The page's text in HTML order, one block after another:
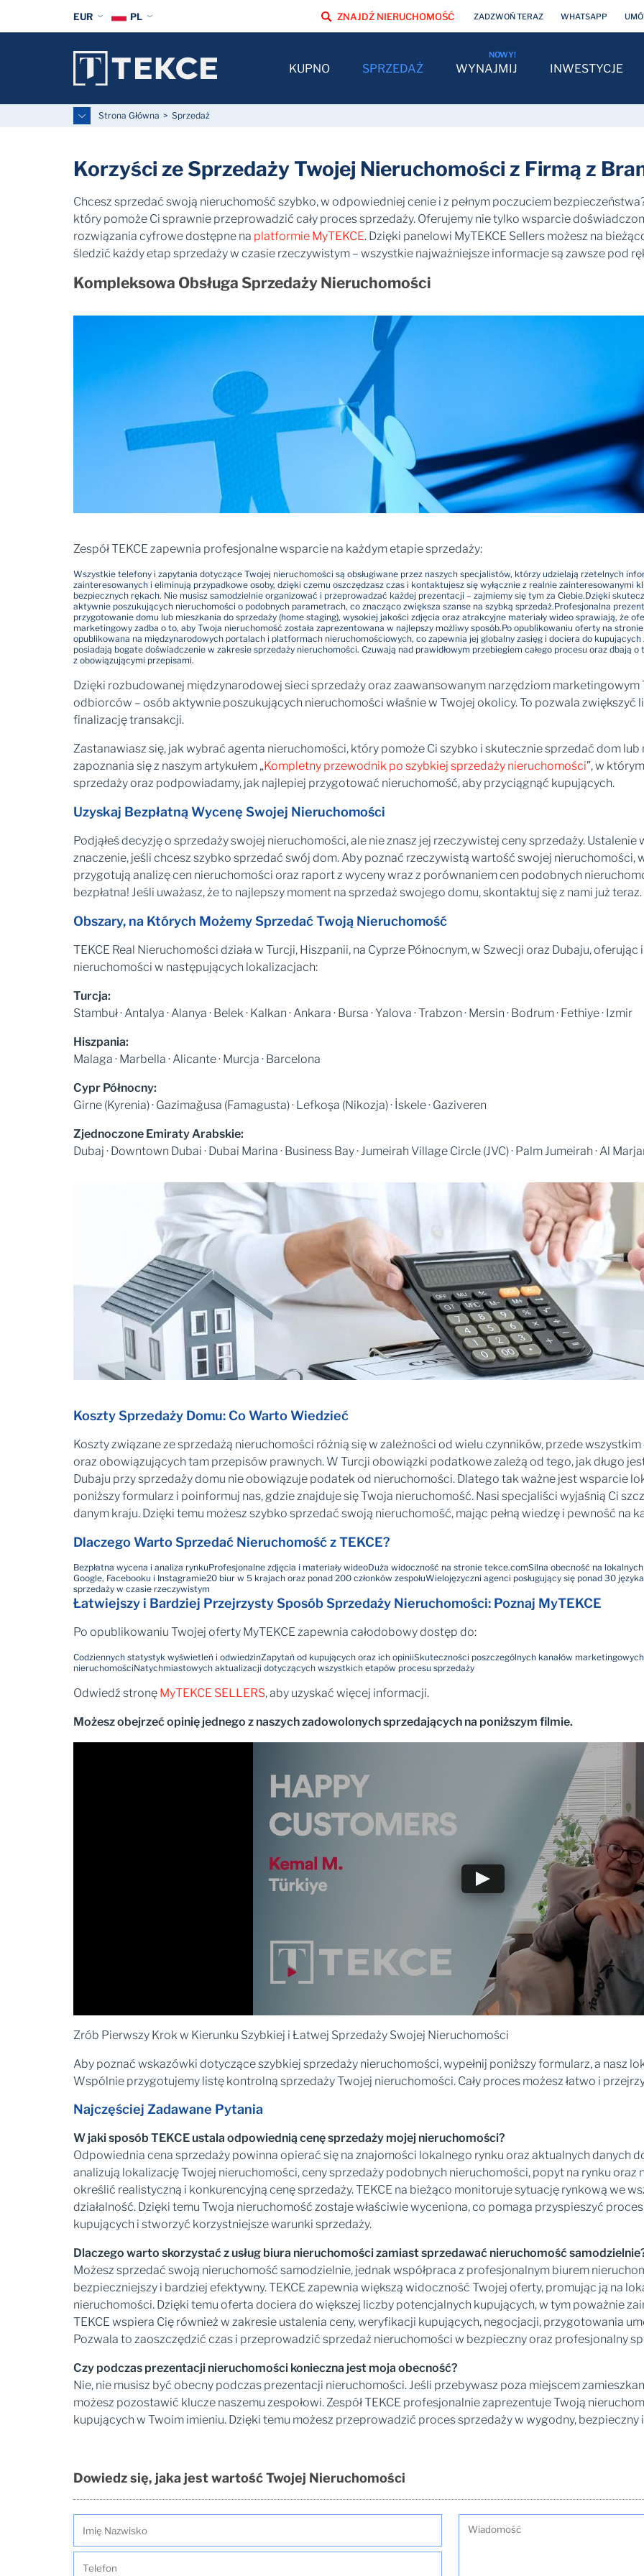
Strona Główna Sprzedaż
Korzyści ze Sprzedaży Twojej Nieruchomości z Firmą z
Chcesz sprzedać swoją nieruchomość szybko, w odpowiedniej cenie i z pełnym poczuciem
który pomoże Ci sprawnie przeprowadzić cały proces sprzedaży. Oferujemy nie tylko wsparcie
rozwiązania cyfrowe dostępne na platformie MyTEKCE. Dzięki panelowi MyTEKCE Sellers możesz na
śledzić każdy etap sprzedaży w czasie rzeczywistym – wszystkie najważniejsze informacje są zawsze pod
Kompleksowa Obsługa Sprzedaży Nieruchomości
Zespół TEKCE zapewnia profesjonalne wsparcie na każdym etapie sprzedaży:
Wszystkie telefony i zapytania dotyczące Twojej nieruchomości są obsługiwane przez naszych specjalistów, którzy udzielają rzetelnych
zainteresowanych i eliminują przypadkowe osoby, dzięki czemu oszczędzasz czas i kontaktujesz się wyłącznie z realnie zainteresowanymi
bezpiecznych rękach. Nie musisz samodzielnie organizować i przeprowadzać każdej prezentacji – zajmiemy się tym za Ciebie.Dzięki
aktywnie poszukujących nieruchomości o podobnych parametrach, co znacząco zwiększa szanse na szybką sprzedaż.Profesjonalna
przygotowanie domu lub mieszkania do sprzedaży (home staging), wysokiej jakości zdjęcia oraz atrakcyjne materiały wideo sprawiają, że
marketingowy zadba o to, aby Twoja nieruchomość została zaprezentowana w najlepszy możliwy sposób.Po opublikowaniu oferty na
opublikowana na międzynarodowych portalach i platformach nieruchomościowych, co zapewnia jej globalny zasięg i dociera do kupujących
posiadają bogate doświadczenie w zakresie sprzedaży nieruchomości. Czuwają nad prawidłowym przebiegiem całego procesu oraz dbają
z obowiązującymi przepisami.
Dzięki rozbudowanej międzynarodowej sieci sprzedaży oraz zaawansowanym narzędziom
odbiorców – osób aktywnie poszukujących nieruchomości właśnie w Twojej okolicy. To pozwala
finalizację transakcji.
Zastanawiasz się, jak wybrać agenta nieruchomości, który pomoże Ci szybko i skutecznie sprzedać dom
zapoznania się z naszym artykułem „Kompletny przewodnik po szybkiej sprzedaży nieruchomości”, w
sprzedaży oraz podpowiadamy, jak najlepiej przygotować nieruchomość, aby przyciągnąć kupujących.
Uzyskaj Bezpłatną Wycenę Swojej Nieruchomości
Podjąłeś decyzję o sprzedaży swojej nieruchomości, ale nie znasz jej rzeczywistej ceny sprzedaży.
znaczenie, jeśli chcesz szybko sprzedać swój dom. Aby poznać rzeczywistą wartość swojej nieruchomości,
przygotują analizę cen nieruchomości oraz raport z wyceny wraz z porównaniem cen podobnych
bezpłatna! Jeśli uważasz, że to najlepszy moment na sprzedaż swojego domu, skontaktuj się z nami już teraz.
Obszary, na Których Możemy Sprzedać Twoją Nieruchomość
TEKCE Real Nieruchomości działa w Turcji, Hiszpanii, na Cyprze Północnym, w Szwecji oraz Dubaju,
nieruchomości w następujących lokalizacjach:
Turcja:
Stambuł · Antalya · Alanya · Belek · Kalkan · Ankara · Bursa · Yalova · Trabzon · Mersin · Bodrum · Fethiye · Izmir
Hiszpania:
Malaga · Marbella · Alicante · Murcja · Barcelona
Cypr Północny:
Girne (Kyrenia) · Gazimağusa (Famagusta) · Lefkoşa (Nikozja) · İskele · Gaziveren
Zjednoczone Emiraty Arabskie:
Dubaj · Downtown Dubai · Dubai Marina · Business Bay · Jumeirah Village Circle (JVC) · Palm Jumeirah · Al
Koszty Sprzedaży Domu: Co Warto Wiedzieć
Koszty związane ze sprzedażą nieruchomości różnią się w zależności od wielu czynników, przede
oraz obowiązujących tam przepisów prawnych. W Turcji obowiązki podatkowe zależą od tego, jak długo
Dubaju przy sprzedaży domu nie obowiązuje podatek od nieruchomości. Dlatego tak ważne jest wsparcie
poniższy formularz i poinformuj nas, gdzie znajduje się Twoja nieruchomość. Nasi specjaliści wyjaśnią Ci
danym kraju. Dzięki temu możesz szybko sprzedać swoją nieruchomość, mając pełną wiedzę i pewność na
Dlaczego Warto Sprzedać Nieruchomość z TEKCE?
Bezpłatna wycena i analiza rynkuProfesjonalne zdjęcia i materiały wideoDuża widoczność na stronie tekce.comSilna obecność na
Google, Facebooku i Instagramie20 biur w 5 krajach oraz ponad 200 członków zespołuWielojęzyczni agenci posługujący się ponad 30
sprzedaży w czasie rzeczywistym
Łatwiejszy i Bardziej Przejrzysty Sposób Sprzedaży Nieruchomości: Poznaj MyTEKCE
Po opublikowaniu Twojej oferty MyTEKCE zapewnia całodobowy dostęp do:
Codziennych statystyk wyświetleń i odwiedzinZapytań od kupujących oraz ich opiniiSkuteczności poszczególnych kanałów marketingowych
nieruchomościNatychmiastowych aktualizacji dotyczących wszystkich etapów procesu sprzedaży
Odwiedź stronę MyTEKCE SELLERS, aby uzyskać więcej informacji.
Możesz obejrzeć opinię jednego z naszych zadowolonych sprzedających na poniższym filmie.
Zrób Pierwszy Krok w Kierunku Szybkiej i Łatwej Sprzedaży Swojej Nieruchomości
Aby poznać wskazówki dotyczące szybkiej sprzedaży nieruchomości, wypełnij poniższy formularz, a nasz
Wspólnie przygotujemy listę kontrolną sprzedaży Twojej nieruchomości. Cały proces możesz łatwo i
Najczęściej Zadawane Pytania
W jaki sposób TEKCE ustala odpowiednią cenę sprzedaży mojej nieruchomości?
Odpowiednia cena sprzedaży powinna opierać się na znajomości lokalnego rynku oraz aktualnych danych
analizują lokalizację Twojej nieruchomości, ceny sprzedaży podobnych nieruchomości, popyt na rynku oraz
określić realistyczną i konkurencyjną cenę sprzedaży. TEKCE na bieżąco monitoruje sytuację rynkową we
działalność. Dzięki temu Twoja nieruchomość zostaje właściwie wyceniona, co pomaga przyspieszyć
kupujących i stworzyć korzystniejsze warunki sprzedaży.
Dlaczego warto skorzystać z usług biura nieruchomości zamiast sprzedawać nieruchomość
Możesz sprzedać swoją nieruchomość samodzielnie, jednak współpraca z profesjonalnym biurem
bezpieczniejszy i bardziej efektywny. TEKCE zapewnia większą widoczność Twojej oferty, promując ją na
nieruchomości. Dzięki temu oferta dociera do większej liczby potencjalnych kupujących, w tym poważnie
TEKCE wspiera Cię również w zakresie ustalenia ceny, weryfikacji kupujących, negocjacji, przygotowania
Pozwala to zaoszczędzić czas i przeprowadzić sprzedaż nieruchomości w bezpieczny oraz profesjonalny
Czy podczas prezentacji nieruchomości konieczna jest moja obecność?
Nie, nie musisz być obecny podczas prezentacji nieruchomości. Jeśli przebywasz poza miejscem
możesz pozostawić klucze naszemu zespołowi. Zespół TEKCE profesjonalnie zaprezentuje Twoją
kupujących w Twoim imieniu. Dzięki temu możesz przeprowadzić proces sprzedaży w wygodny,
Dowiedz się, jaka jest wartość Twojej Nieruchomości
EUR PL
KUPNO SPRZEDAŻ WYNAJMIJ INWESTYCJE
ZNAJDŹ NIERUCHOMOŚĆ ZADZWOŃ TERAZ WHATSAPP